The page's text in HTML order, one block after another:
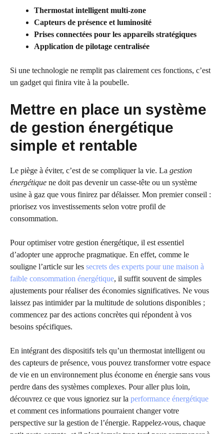
Thermostat intelligent multi-zone
Capteurs de présence et luminosité
Prises connectées pour les appareils stratégiques
Application de pilotage centralisée
Si une technologie ne remplit pas clairement ces fonctions, c’est
un gadget qui finira vite à la poubelle.
Mettre en place un système
de gestion énergétique
simple et rentable
Le piège à éviter, c’est de se compliquer la vie. La gestion
énergétique ne doit pas devenir un casse-tête ou un système
usine à gaz que vous finirez par délaisser. Mon premier conseil :
priorisez vos investissements selon votre profil de
consommation.
Pour optimiser votre gestion énergétique, il est essentiel
d’adopter une approche pragmatique. En effet, comme le
souligne l’article sur les secrets des experts pour une maison à
faible consommation énergétique, il suffit souvent de simples
ajustements pour réaliser des économies significatives. Ne vous
laissez pas intimider par la multitude de solutions disponibles ;
commencez par des actions concrètes qui répondent à vos
besoins spécifiques.
En intégrant des dispositifs tels qu’un thermostat intelligent ou
des capteurs de présence, vous pouvez transformer votre espace
de vie en un environnement plus économe en énergie sans vous
perdre dans des systèmes complexes. Pour aller plus loin,
découvrez ce que vous ignoriez sur la performance énergétique
et comment ces informations pourraient changer votre
perspective sur la gestion de l’énergie. Rappelez-vous, chaque